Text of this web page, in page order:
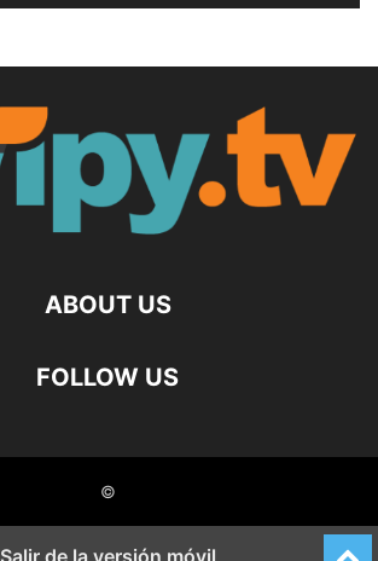
ABOUT US
FOLLOW US
©
Salir de la versión móvil